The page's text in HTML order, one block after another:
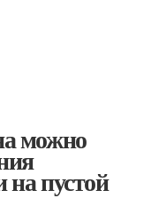
можно
на пустой